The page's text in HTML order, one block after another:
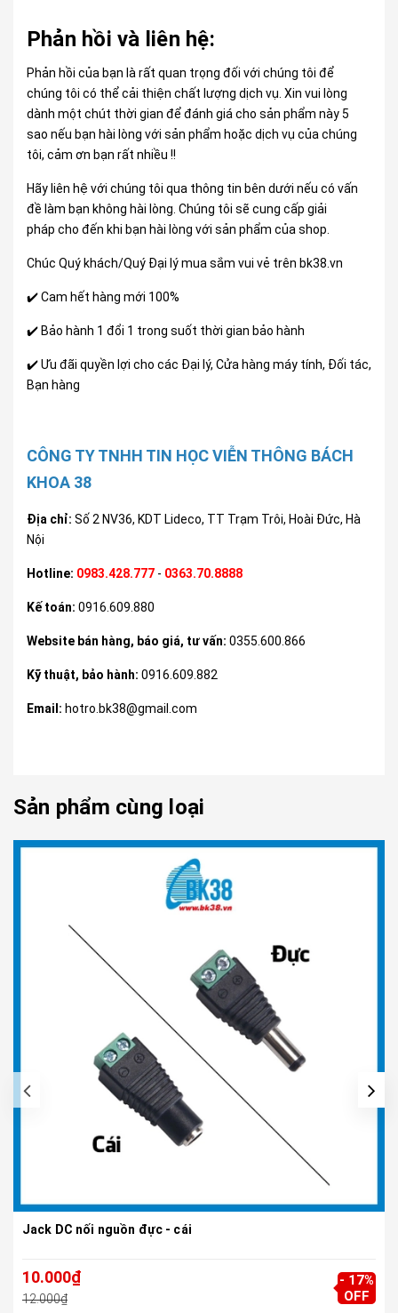
Phản hồi và liên hệ:
Phản hồi của bạn là rất quan trọng đối với chúng tôi để
chúng tôi có thể cải thiện chất lượng dịch vụ. Xin vui lòng
dành một chút thời gian để đánh giá cho sản phẩm này 5
sao nếu bạn hài lòng với sản phẩm hoặc dịch vụ của chúng
tôi, cảm ơn bạn rất nhiều !!
Hãy liên hệ với chúng tôi qua thông tin bên dưới nếu có vấn
đề làm bạn không hài lòng. Chúng tôi sẽ cung cấp giải
pháp cho đến khi bạn hài lòng với sản phẩm của shop.
Chúc Quý khách/Quý Đại lý mua sắm vui vẻ trên bk38.vn
✔️ Cam hết hàng mới 100%
✔️ Bảo hành 1 đổi 1 trong suốt thời gian bảo hành
✔️ Ưu đãi quyền lợi cho các Đại lý, Cửa hàng máy tính, Đối tác,
Bạn hàng
CÔNG TY TNHH TIN HỌC VIỄN THÔNG BÁCH
KHOA 38
Địa chỉ: Số 2 NV36, KDT Lideco, TT Trạm Trôi, Hoài Đức, Hà
Nội
Hotline: 0983.428.777 - 0363.70.8888
Kế toán: 0916.609.880
Website bán hàng, báo giá, tư vấn: 0355.600.866
Kỹ thuật, bảo hành: 0916.609.882
Email: hotro.bk38@gmail.com
Sản phẩm cùng loại
Jack DC nối nguồn đực - cái
10.000₫
12.000₫
- 17%
OFF